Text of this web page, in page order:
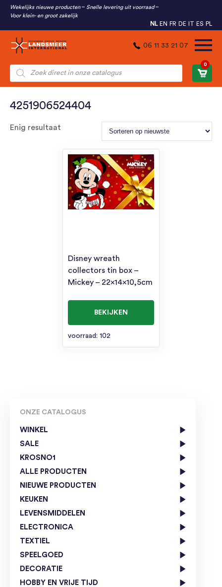
Wekelijks nieuwe producten
Snelle levering uit voorraad
Voor klein- en groot zakelijk
NL EN FR DE IT ES PL
06 11 33 21 07
Producten
zoeken
0
ONZE CATALOGUS
WINKEL
SALE
KROSNO1
ALLE PRODUCTEN
NIEUWE PRODUCTEN
KEUKEN
LEVENSMIDDELEN
ELECTRONICA
TEXTIEL
SPEELGOED
DECORATIE
HOBBY EN VRIJE TIJD
4251906524404
Enig resultaat
Disney wreath
collectors tin box –
Mickey – 22x14x10,5cm
BEKIJKEN
voorraad: 102